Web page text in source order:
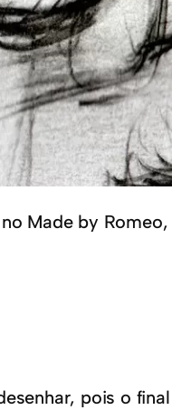
Made by Romeo,
pois o